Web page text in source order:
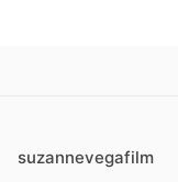
suzannevegafilm